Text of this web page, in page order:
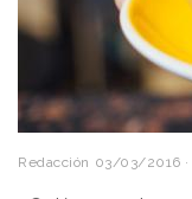
Redacción 03/03/2016 ·